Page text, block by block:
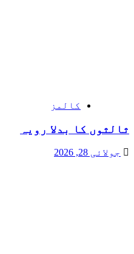
کالمز
ثالثوں کا بدلا رویہ
جولائی 28, 2026